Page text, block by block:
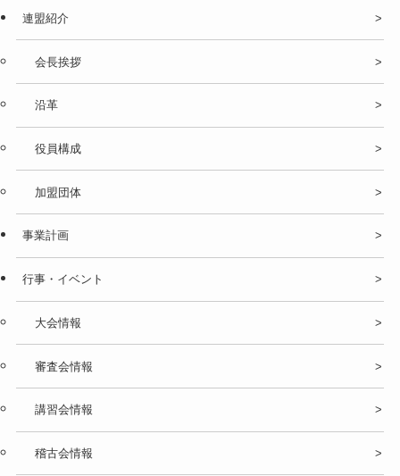
連盟紹介
会長挨拶
沿革
役員構成
加盟団体
事業計画
行事・イベント
大会情報
審査会情報
講習会情報
稽古会情報